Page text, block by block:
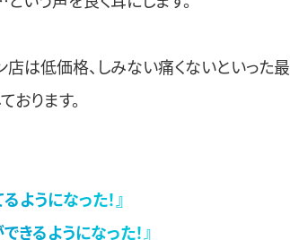
店は低価格、しみない痛くないといった最
おります。
ようになった！』
きるようになった！』